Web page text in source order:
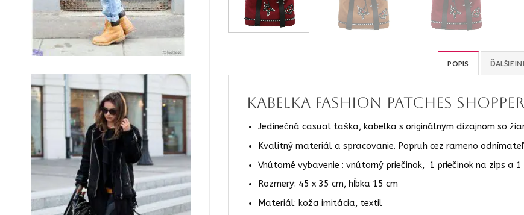
POPIS ĎALŠIE
Kabelka fashion patches shopper
Jedinečná casual taška, kabelka s originálnym dizajnom so
Kvalitný materiál a spracovanie. Popruh cez rameno
Vnútorné vybavenie : vnútorný priečinok, 1 priečinok na zips a 1
Rozmery: 45 x 35 cm, hĺbka 15 cm
Materiál: koža imitácia, textil